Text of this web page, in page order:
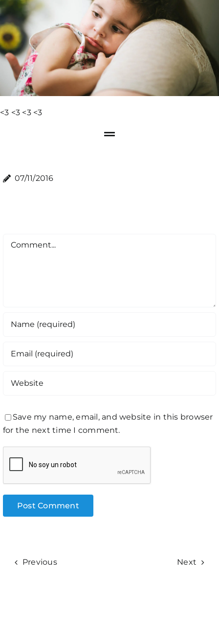
<3 <3 <3 <3
07/11/2016
Comment
Save my name, email, and website in this browser
for the next time I comment.
Previous Next